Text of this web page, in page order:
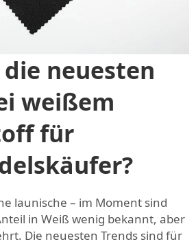
neuesten
weißem
für
launische – im Moment sind
in Weiß wenig bekannt, aber
Die neuesten Trends sind für